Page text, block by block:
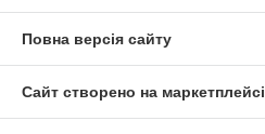
Повна версія сайту
Сайт створено на маркетплейсі